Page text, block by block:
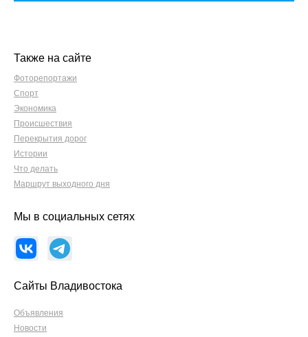
Также на сайте
Фоторепортажи
Спорт
Экономика
Происшествия
Перекрытия дорог
Истории
Что делать
Маршрут выходного дня
Мы в социальных сетях
Сайты Владивостока
Объявления
Новости